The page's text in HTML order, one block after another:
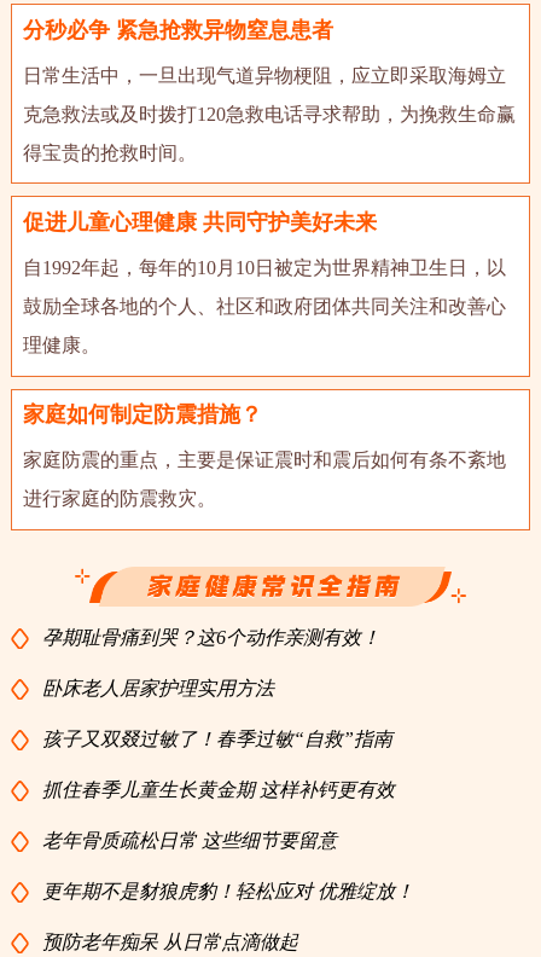
分秒必争 紧急抢救异物窒息患者
日常生活中，一旦出现气道异物梗阻，应立即采取海姆立
克急救法或及时拨打120急救电话寻求帮助，为挽救生命赢
得宝贵的抢救时间。
促进儿童心理健康 共同守护美好未来
自1992年起，每年的10月10日被定为世界精神卫生日，以
鼓励全球各地的个人、社区和政府团体共同关注和改善心
理健康。
家庭如何制定防震措施？
家庭防震的重点，主要是保证震时和震后如何有条不紊地
进行家庭的防震救灾。
孕期耻骨痛到哭？这6个动作亲测有效！
卧床老人居家护理实用方法
孩子又双叕过敏了！春季过敏“自救”指南
抓住春季儿童生长黄金期 这样补钙更有效
老年骨质疏松日常 这些细节要留意
更年期不是豺狼虎豹！轻松应对 优雅绽放！
预防老年痴呆 从日常点滴做起